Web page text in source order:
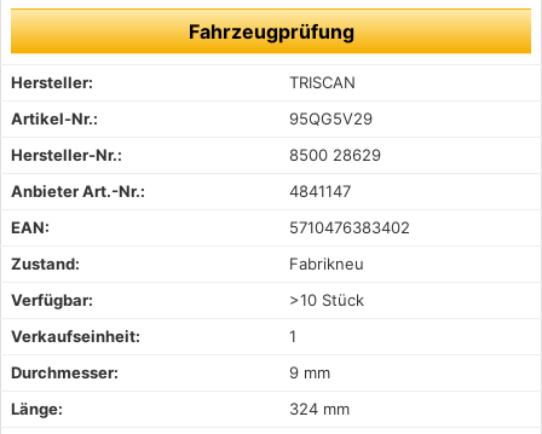
Fahrzeugprüfung
Hersteller:
TRISCAN
Artikel-Nr.:
95QG5V29
Hersteller-Nr.:
8500 28629
Anbieter Art.-Nr.:
4841147
EAN:
5710476383402
Zustand:
Fabrikneu
Verfügbar:
>10 Stück
Verkaufseinheit:
1
Durchmesser:
9 mm
Länge:
324 mm